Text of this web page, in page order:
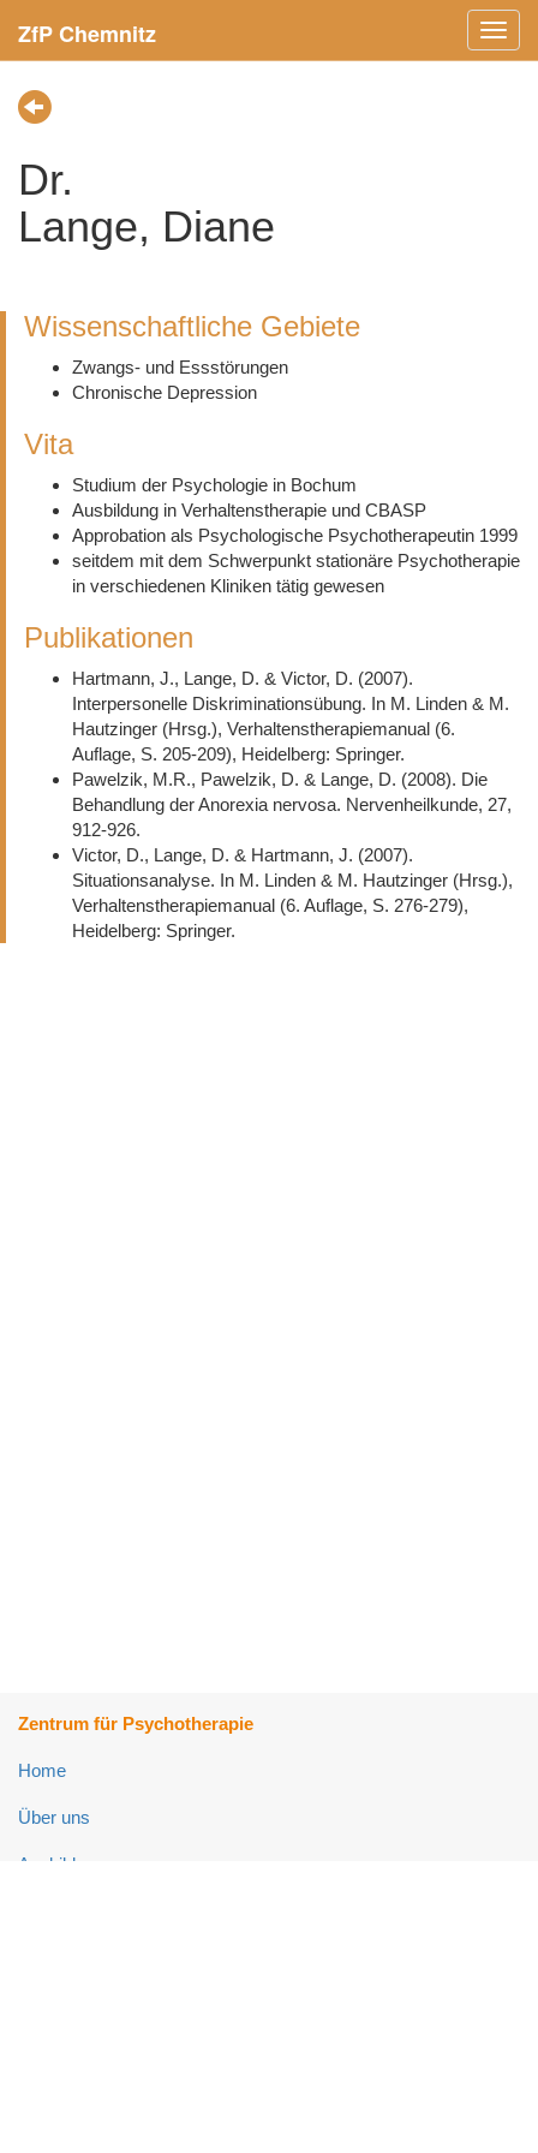
Menü
ein-/
ZfP Chemnitz
Dr.
Lange, Diane
Wissenschaftliche Gebiete
Zwangs- und Essstörungen
Chronische Depression
Vita
Studium der Psychologie in Bochum
Ausbildung in Verhaltenstherapie und CBASP
Approbation als Psychologische Psychotherapeutin 1999
seitdem mit dem Schwerpunkt stationäre Psychotherapie
in verschiedenen Kliniken tätig gewesen
Publikationen
Hartmann, J., Lange, D. & Victor, D. (2007).
Interpersonelle Diskriminationsübung. In M. Linden & M.
Hautzinger (Hrsg.), Verhaltenstherapiemanual (6.
Auflage, S. 205-209), Heidelberg: Springer.
Pawelzik, M.R., Pawelzik, D. & Lange, D. (2008). Die
Behandlung der Anorexia nervosa. Nervenheilkunde, 27,
912-926.
Victor, D., Lange, D. & Hartmann, J. (2007).
Situationsanalyse. In M. Linden & M. Hautzinger (Hrsg.),
Verhaltenstherapiemanual (6. Auflage, S. 276-279),
Heidelberg: Springer.
Zentrum für Psychotherapie
Home
Über uns
Ausbildung